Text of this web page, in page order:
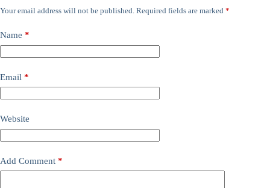
Your email address will not be published. Required fields are marked *
Name *
Email *
Website
Add Comment *